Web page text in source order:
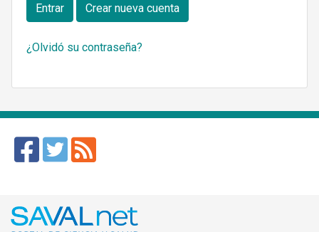
Entrar Crear nueva cuenta
¿Olvidó su contraseña?